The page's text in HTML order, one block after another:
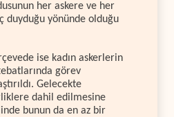
her askere ve her
duyduğu yönünde olduğu
ise kadın askerlerin
görev
Gelecekte
dahil edilmesine
bunun da en az bir